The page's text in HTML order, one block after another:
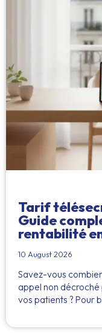
Tarif
Guide
rentabilité
10 August 2026
Savez-vous
appel non
vos patients ? Pour